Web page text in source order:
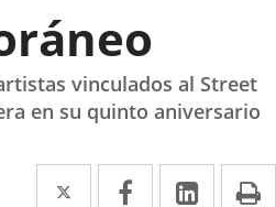
vinculados al Street
en su quinto aniversario
Twitter
Enlace Facebook
EnlaceEnlace